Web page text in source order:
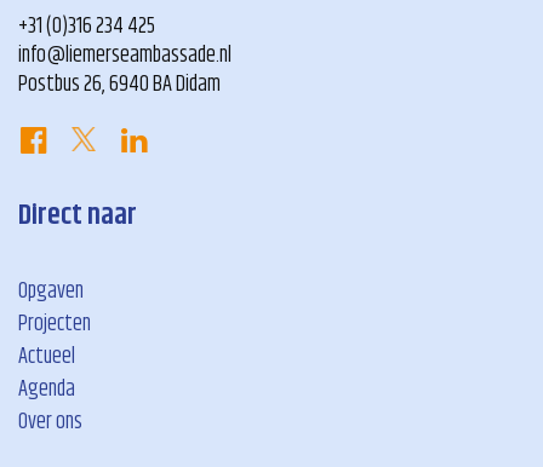
+31 (0)316 234 425
info@liemerseambassade.nl
Postbus 26, 6940 BA Didam
Direct naar
Opgaven
Projecten
Actueel
Agenda
Over ons